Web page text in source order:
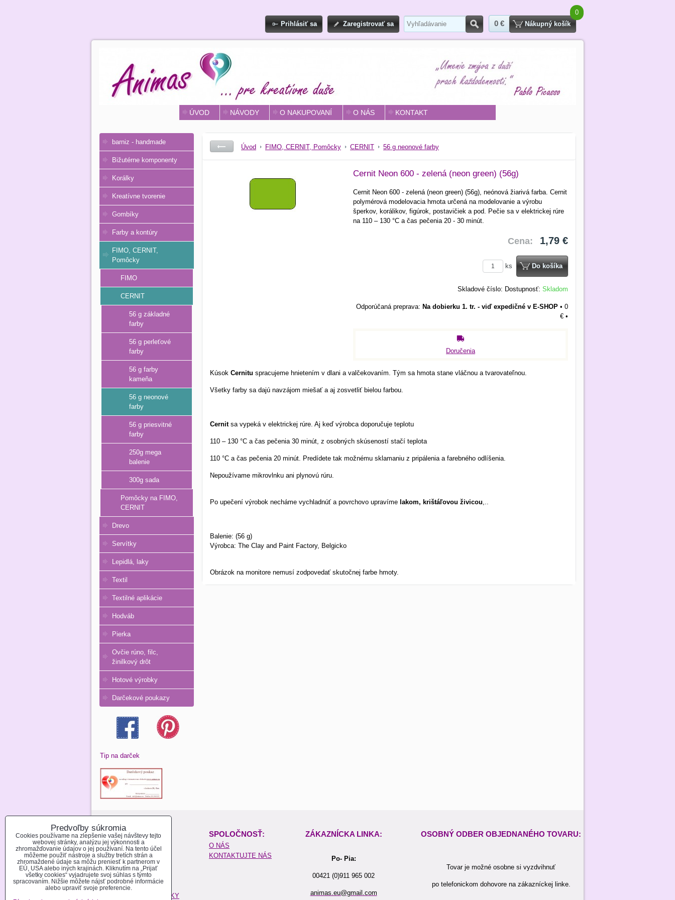
Prihlásiť sa Zaregistrovať sa Hľadať
0 €
0
Nákupný košík
ÚVOD NÁVODY O NAKUPOVANÍ O NÁS KONTAKT
Úvod FIMO, CERNIT, Pomôcky CERNIT 56 g neonové farby
Cernit Neon 600 - zelená (neon green) (56g)
Cernit Neon 600 - zelená (neon green) (56g), neónová žiarivá farba. Cernit
polymérová modelovacia hmota určená na modelovanie a výrobu
šperkov, korálikov, figúrok, postavičiek a pod. Pečie sa v elektrickej rúre
na 110 – 130 °C a čas pečenia 20 - 30 minút.
Cena: 1,79 €
ks Do košíka
Skladové číslo: Dostupnosť: Skladom
Na dobierku 1. tr. - viď expedičné v E-SHOP • 0
€ •
Doručenia
Kúsok Cernitu spracujeme hnietením v dlani a valčekovaním. Tým sa hmota stane vláčnou a tvarovateľnou.
Všetky farby sa dajú navzájom miešať a aj zosvetliť bielou farbou.
Cernitsa vypeká v elektrickej rúre. Aj keď výrobca doporučuje teplotu
110 – 130 °C a čas pečenia 30 minút, z osobných skúseností stačí teplota
110 °C a čas pečenia 20 minút. Predídete tak možnému sklamaniu z pripálenia a farebného odlíšenia.
Nepoužívame mikrovlnku ani plynovú rúru.
Po upečení výrobok necháme vychladnúť a povrchovo upravíme lakom, krištáľovou živicou
Balenie: (56 g)
Výrobca: The Clay and Paint Factory, Belgicko
Obrázok na monitore nemusí zodpovedať skutočnej farbe hmoty.
barniz - handmade
Bižutérne komponenty
Korálky
Kreatívne tvorenie
Gombíky
Farby a kontúry
FIMO, CERNIT,
Pomôcky
FIMO
CERNIT
56 g základné
farby
56 g perleťové
farby
56 g farby
kameňa
56 g neonové
farby
56 g priesvitné
farby
250g mega
balenie
300g sada
Pomôcky na FIMO,
CERNIT
Drevo
Servítky
Lepidlá, laky
Textil
Textilné aplikácie
Hodváb
Pierka
Ovčie rúno, filc,
žinilkový drôt
Hotové výrobky
Darčekové poukazy
Tip na darček
O NAKUPOVANÍ: SPOLOČNOSŤ: ZÁKAZNÍCKA LINKA: OSOBNÝ ODBER OBJEDNANÉHO TOVARU:
REGISTROVAŤ SA
AKO NAKUPOVAŤ
MOŽNOSTI PLATBY
MOŽNOSTI DOPRAVY
POŠTOVÉ NÁKLADY
OBCHODNÉ PODMIENKY
O NÁS
KONTAKTUJTE NÁS
Po- Pia:
00421 (0)911 965 002
animas.eu@gmail.com
Tovar je možné osobne si vyzdvihnuť
po telefonickom dohovore na zákazníckej linke.
Predvoľby súkromia
Cookies používame na zlepšenie vašej návštevy tejto
webovej stránky, analýzu jej výkonnosti a
zhromažďovanie údajov o jej používaní. Na tento účel
môžeme použiť nástroje a služby tretích strán a
zhromaždené údaje sa môžu preniesť k partnerom v
EÚ, USA alebo iných krajinách. Kliknutím na „Prijať
všetky cookies“ vyjadrujete svoj súhlas s týmto
spracovaním. Nižšie môžete nájsť podrobné informácie
alebo upraviť svoje preferencie.